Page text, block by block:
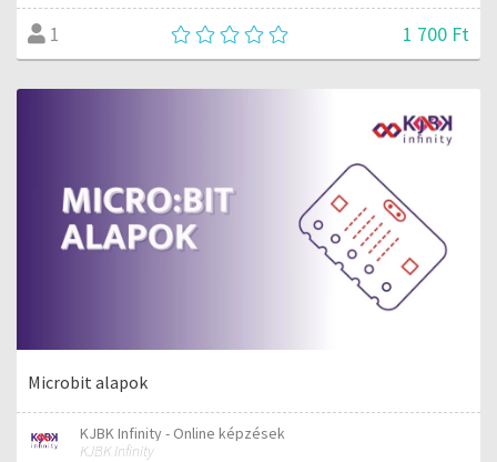
1 1 700 Ft
Microbit alapok
KJBK Infinity - Online képzések
KJBK Infinity